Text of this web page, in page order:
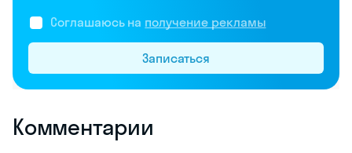
Соглашаюсь на получение рекламы
Записаться
Комментарии